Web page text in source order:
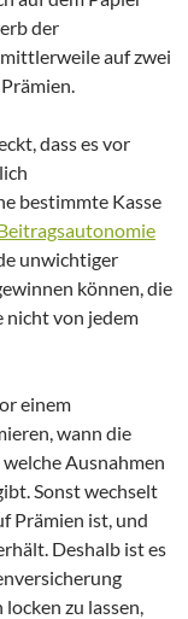
der
auf zwei
dass es vor
bestimmte Kasse
unwichtiger
können, die
nicht von jedem
einem
wann die
Ausnahmen
Sonst wechselt
Prämien ist, und
Deshalb ist es
zu lassen,